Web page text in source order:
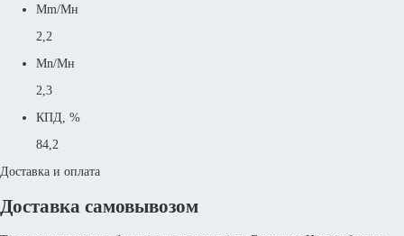
Mm/Mн
2,2
Mn/Mн
2,3
КПД, %
84,2
Доставка и оплата
Доставка самовывозом